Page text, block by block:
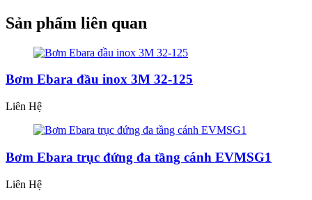
Sản phẩm liên quan
Bơm Ebara đầu inox 3M 32-125
Liên Hệ
Bơm Ebara trục đứng đa tầng cánh EVMSG1
Liên Hệ